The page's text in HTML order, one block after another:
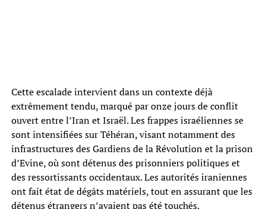
Cette escalade intervient dans un contexte déjà
extrêmement tendu, marqué par onze jours de conflit
ouvert entre l’Iran et Israël. Les frappes israéliennes se
sont intensifiées sur Téhéran, visant notamment des
infrastructures des Gardiens de la Révolution et la prison
d’Evine, où sont détenus des prisonniers politiques et
des ressortissants occidentaux. Les autorités iraniennes
ont fait état de dégâts matériels, tout en assurant que les
détenus étrangers n’avaient pas été touchés.